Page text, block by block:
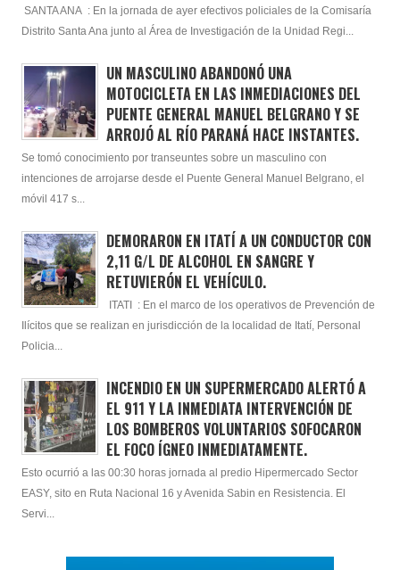
SANTA ANA : En la jornada de ayer efectivos policiales de la Comisaría
Distrito Santa Ana junto al Área de Investigación de la Unidad Regi...
UN MASCULINO ABANDONÓ UNA
MOTOCICLETA EN LAS INMEDIACIONES DEL
PUENTE GENERAL MANUEL BELGRANO Y SE
ARROJÓ AL RÍO PARANÁ HACE INSTANTES.
Se tomó conocimiento por transeuntes sobre un masculino con
intenciones de arrojarse desde el Puente General Manuel Belgrano, el
móvil 417 s...
DEMORARON EN ITATÍ A UN CONDUCTOR CON
2,11 G/L DE ALCOHOL EN SANGRE Y
RETUVIERÓN EL VEHÍCULO.
ITATI : En el marco de los operativos de Prevención de
Ilícitos que se realizan en jurisdicción de la localidad de Itatí, Personal
Policia...
INCENDIO EN UN SUPERMERCADO ALERTÓ A
EL 911 Y LA INMEDIATA INTERVENCIÓN DE
LOS BOMBEROS VOLUNTARIOS SOFOCARON
EL FOCO ÍGNEO INMEDIATAMENTE.
Esto ocurrió a las 00:30 horas jornada al predio Hipermercado Sector
EASY, sito en Ruta Nacional 16 y Avenida Sabin en Resistencia. El
Servi...